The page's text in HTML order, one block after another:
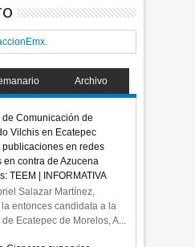
Archivo
de Comunicación de
Vilchis en Ecatepec
publicaciones en redes
en contra de Azucena
TEEM | INFORMATIVA
Salazar Martínez,
entonces candidata a la
Ecatepec de Morelos, A...